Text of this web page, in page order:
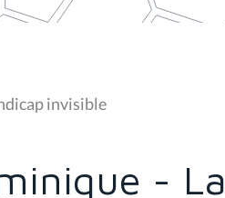
invisible
- La